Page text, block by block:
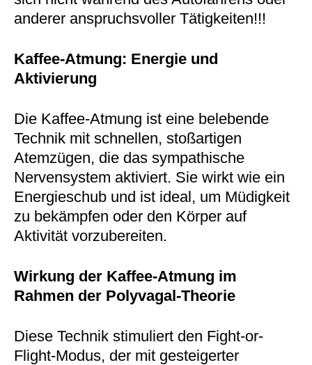
anderer anspruchsvoller Tätigkeiten!!!
Kaffee-Atmung: Energie und
Aktivierung
Die Kaffee-Atmung ist eine belebende
Technik mit schnellen, stoßartigen
Atemzügen, die das sympathische
Nervensystem aktiviert. Sie wirkt wie ein
Energieschub und ist ideal, um Müdigkeit
zu bekämpfen oder den Körper auf
Aktivität vorzubereiten.
Wirkung der Kaffee-Atmung im
Rahmen der Polyvagal-Theorie
Diese Technik stimuliert den Fight-or-
Flight-Modus, der mit gesteigerter